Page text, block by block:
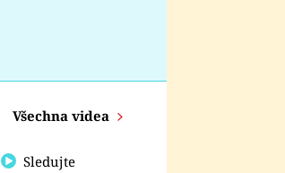
Všechna videa
Sledujte